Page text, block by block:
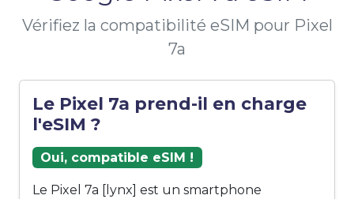
Vérifiez la compatibilité eSIM pour Pixel
7a
Le Pixel 7a prend-il en charge
l'eSIM ?
Oui, compatible eSIM !
Le Pixel 7a [lynx] est un smartphone